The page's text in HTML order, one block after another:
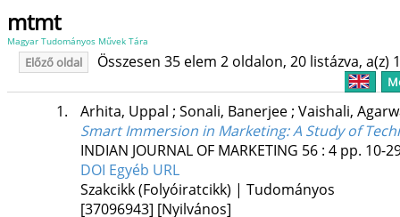
mtmt
Magyar Tudományos Művek Tára
Előző oldal Összesen 35 elem 2 oldalon, 20 listázva, a(z)
1. Arhita, Uppal ; Sonali, Banerjee; Vaishali,
Smart Immersion in Marketing: A Study of
INDIAN JOURNAL OF MARKETING 56: 4 pp. 10-
DOI Egyéb URL
Szakcikk (Folyóiratcikk) | Tudományos
[37096943] [Nyilvános]